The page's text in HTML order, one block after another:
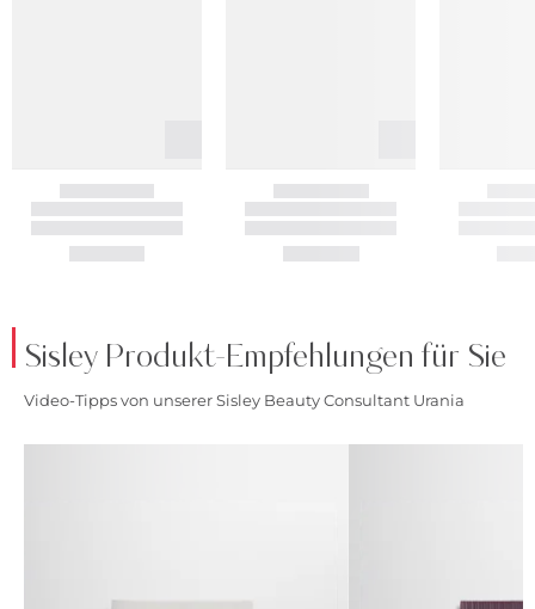
Sisley Produkt-Empfehlungen für Sie
Video-Tipps von unserer Sisley Beauty Consultant Urania